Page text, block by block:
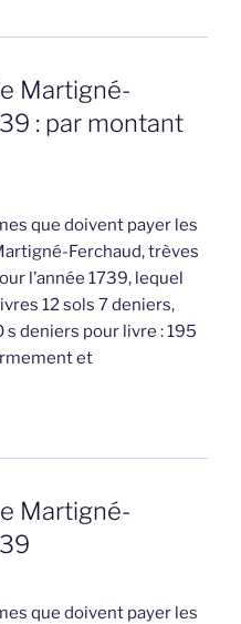
Martigné-
: par montant
que doivent payer les
Ferchaud, trèves
l’année 1739, lequel
12 sols 7 deniers,
s deniers pour livre : 195
et
Martigné-
que doivent payer les